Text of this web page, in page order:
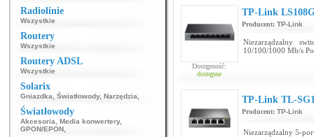
Radiolinie
Wszystkie
Routery
Wszystkie
Routery ADSL
Wszystkie
Solarix
Gniazdka Światłowody, Narzędzia
Światłowody
Akcesoria Media konwertery,
GPON/EPON
Dostępność:
dostępne
TP-Link
Producent: TP-Link
Niezarządzalny
10/100/1000 Mb/s
TP-Link TL-
Producent: TP-Link
Niezarządzalny 5-